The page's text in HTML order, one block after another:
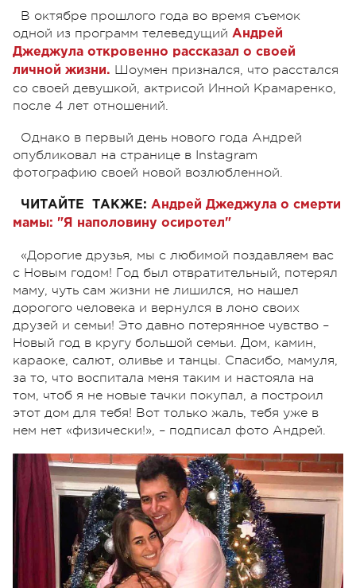
В октябре прошлого года во время съемок
одной из программ телеведущий Андрей
Джеджула откровенно рассказал о своей
личной жизни. Шоумен признался, что расстался
со своей девушкой, актрисой Инной Крамаренко,
после 4 лет отношений.
Однако в первый день нового года Андрей
опубликовал на странице в Instagram
фотографию своей новой возлюбленной.
ЧИТАЙТЕ ТАКЖЕ: Андрей Джеджула о смерти
мамы: "Я наполовину осиротел"
«Дорогие друзья, мы с любимой поздавляем вас
с Новым годом! Год был отвратительный, потерял
маму, чуть сам жизни не лишился, но нашел
дорогого человека и вернулся в лоно своих
друзей и семьи! Это давно потерянное чувство –
Новый год в кругу большой семьи. Дом, камин,
караоке, салют, оливье и танцы. Спасибо, мамуля,
за то, что воспитала меня таким и настояла на
том, чтоб я не новые тачки покупал, а построил
этот дом для тебя! Вот только жаль, тебя уже в
нем нет «физически!», – подписал фото Андрей.